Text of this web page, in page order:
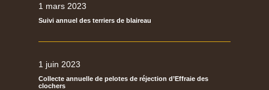
1 mars 2023
Suivi annuel des terriers de blaireau
1 juin 2023
Collecte annuelle de pelotes de réjection d’Effraie des
clochers